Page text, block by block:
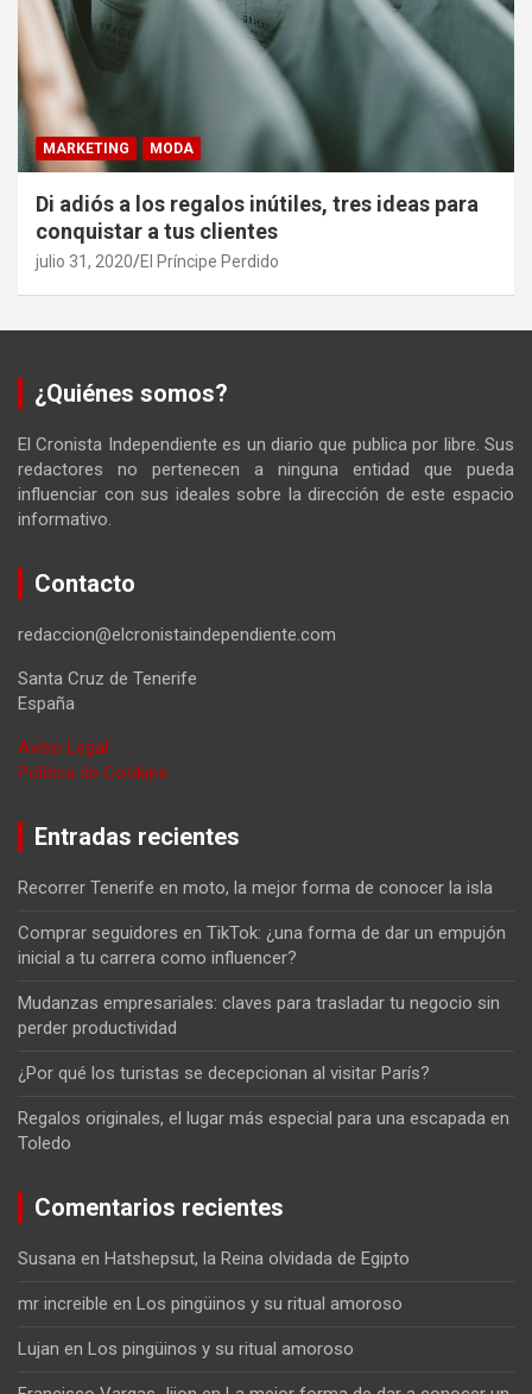
MARKETING MODA
Di adiós a los regalos inútiles, tres ideas para
conquistar a tus clientes
julio 31, 2020 El Príncipe Perdido
¿Quiénes somos?
El Cronista Independiente es un diario que publica por libre. Sus
redactores no pertenecen a ninguna entidad que pueda
influenciar con sus ideales sobre la dirección de este espacio
informativo.
Contacto
redaccion@elcronistaindependiente.com
Santa Cruz de Tenerife
España
Aviso Legal
Política de Cookies
Entradas recientes
Recorrer Tenerife en moto, la mejor forma de conocer la isla
Comprar seguidores en TikTok: ¿una forma de dar un empujón
inicial a tu carrera como influencer?
Mudanzas empresariales: claves para trasladar tu negocio sin
perder productividad
¿Por qué los turistas se decepcionan al visitar París?
Regalos originales, el lugar más especial para una escapada en
Toledo
Comentarios recientes
Susana en Hatshepsut, la Reina olvidada de Egipto
mr increible en Los pingüinos y su ritual amoroso
Lujan en Los pingüinos y su ritual amoroso